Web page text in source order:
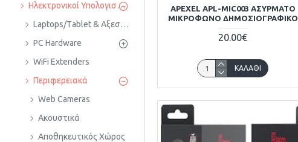
Ηλεκτρονικοί Υπολογιστές & WiFi
Laptops/Τablet & Αξεσουάρ
PC Hardware
WiFi Extenders
Περιφερειακά
Web Cameras
Ακουστικά
Αποθηκευτικός Χώρος
APEXEL APL-MIC003 ΑΣΎΡΜΑΤΟ
ΜΙΚΡΌΦΩΝΟ ΔΗΜΟΣΙΟΓΡΑΦΙΚΌ
20.00€
ΚΑΛΆΘΙ